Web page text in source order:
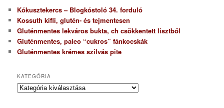
Kókusztekercs – Blogkóstoló 34. forduló
Kossuth kifli, glutén- és tejmentesen
Gluténmentes lekváros bukta, ch csökkentett lisztből
Gluténmentes, paleo “cukros” fánkocskák
Gluténmentes krémes szilvás pite
KATEGÓRIA
K